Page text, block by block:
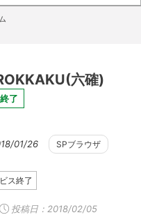
六確)
了
01/26 SPブラウザ
ス終了
投稿日：2018/02/05